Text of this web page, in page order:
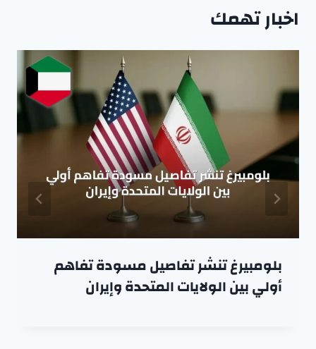
اخبار تهمك
بلومبيرغ تنشر تفاصيل مسودة تفاهم
أولي بين الولايات المتحدة وإيران